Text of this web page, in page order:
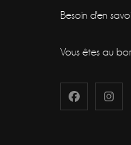
Besoin d'en
Vous êtes au